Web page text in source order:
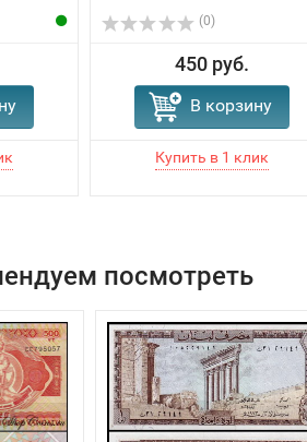
(0)
450 руб.
В корзину
посмотреть